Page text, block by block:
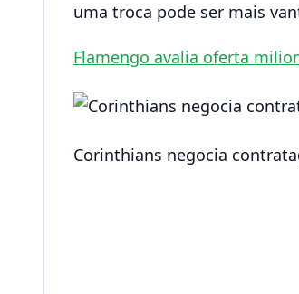
uma troca pode ser mais
Flamengo avalia oferta
Corinthians negocia